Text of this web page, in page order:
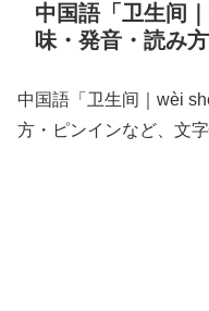
中国語「卫生间
味・発音・読み方
中国語「卫生间｜wèi
方・ピンインなど、文